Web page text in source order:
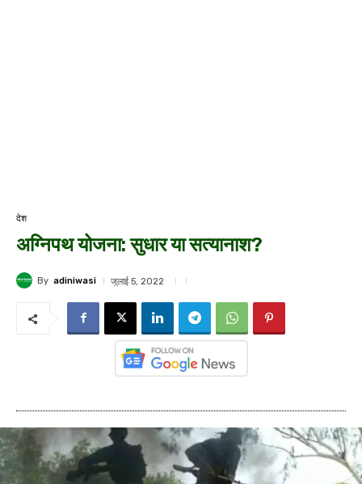
देश
अग्निपथ योजना: सुधार या सत्यानाश?
By adiniwasi जुलाई 5, 2022